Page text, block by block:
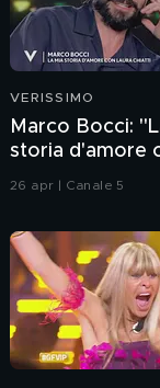
VERISSIMO
Marco Bocci:
storia d'amore
Chiatti"
26 apr | Canale 5